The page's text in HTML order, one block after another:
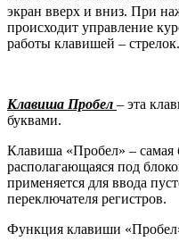
экран вверх и вниз. При
происходит управление
работы клавишей – стрелок.
Клавиша Пробел – эта
буквами.
Клавиша «Пробел» – самая
располагающаяся под
применяется для ввода
переключателя регистров.
Функция клавиши